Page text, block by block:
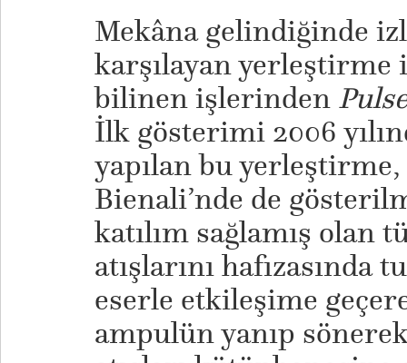
Mekâna gelindiğinde
karşılayan yerleştirme
bilinen işlerinden
İlk gösterimi 2006
yapılan bu yerleştirme,
Bienali’nde de
katılım sağlamış
atışlarını
eserle etkileşime
ampulün yanıp